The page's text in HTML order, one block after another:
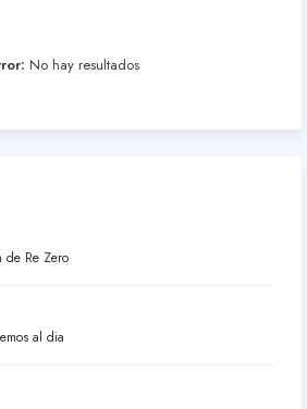
No hay resultados
de Re Zero
al dia